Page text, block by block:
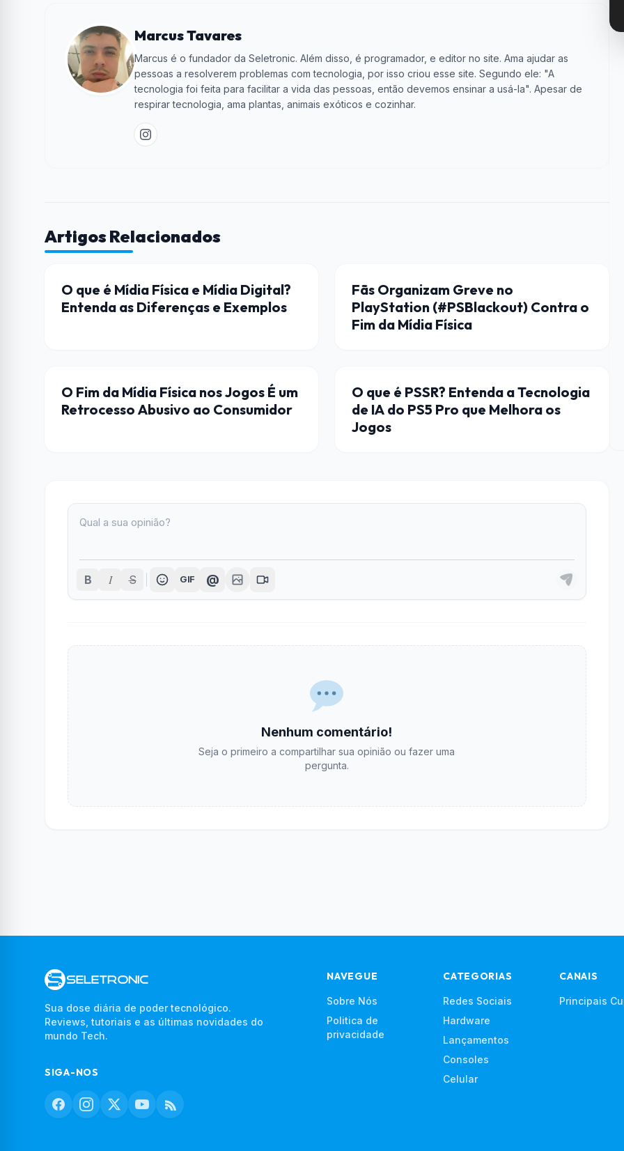
Marcus Tavares
Marcus é o fundador da Seletronic. Além disso, é programador, e editor no site. Ama ajudar as
pessoas a resolverem problemas com tecnologia, por isso criou esse site. Segundo ele: "A
tecnologia foi feita para facilitar a vida das pessoas, então devemos ensinar a usá-la". Apesar de
respirar tecnologia, ama plantas, animais exóticos e cozinhar.
Artigos Relacionados
ENTRETENIMENTO
O que é Mídia Física e Mídia Digital?
Entenda as Diferenças e Exemplos
JOGOS
Fãs Organizam Greve no
PlayStation (#PSBlackout) Contra o
Fim da Mídia Física
JOGOS
O Fim da Mídia Física nos Jogos É um
Retrocesso Abusivo ao Consumidor
HARDWARE
O que é PSSR? Entenda a Tecnologia
de IA do PS5 Pro que Melhora os
Jogos
B I S GIF @
Nenhum comentário!
Seja o primeiro a compartilhar sua opinião ou fazer uma
pergunta.
Sua dose diária de poder tecnológico.
Reviews, tutoriais e as últimas novidades do
mundo Tech.
SIGA-NOS
NAVEGUE
Sobre Nós
Politica de
privacidade
CATEGORIAS
Redes Sociais
Hardware
Lançamentos
Consoles
Celular
CANAIS
Principais